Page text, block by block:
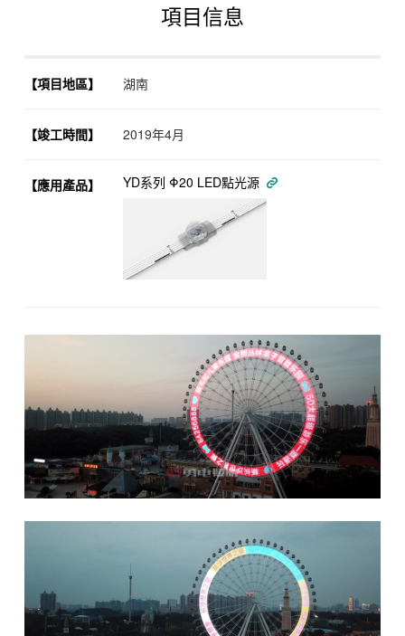
項目信息
【項目地區】 湖南
【竣工時間】 2019年4月
【應用產品】 YD系列 Φ20 LED點光源